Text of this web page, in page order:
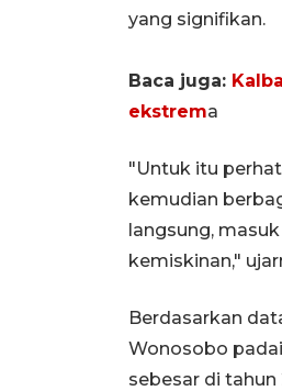
yang signifikan.
Baca juga:
ekstrema
"Untuk itu
kemudian
langsung,
kemiskinan,"
Berdasarkan
Wonosobo
sebesar di tahun